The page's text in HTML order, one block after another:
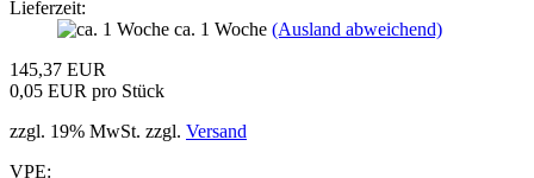
Lieferzeit:
ca. 1 Woche (Ausland abweichend)
145,37 EUR
0,05 EUR pro Stück
zzgl. 19% MwSt. zzgl. Versand
VPE: